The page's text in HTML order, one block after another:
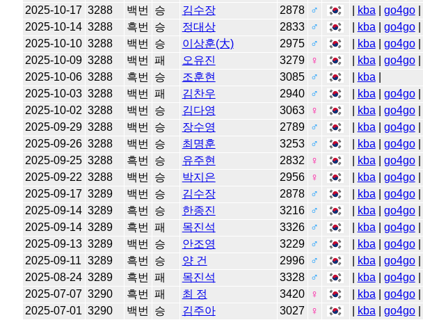
2025-10-17 3288 백번 승 김수장 2878 ♂ kba go4go|
2025-10-14 3288 흑번 승 정대상 2833 ♂ kba go4go|
2025-10-10 3288 백번 승 이상훈(大) 2975 ♂ kba go4go|
2025-10-09 3288 백번 패 오유진 3279 ♀ kba go4go|
2025-10-06 3288 흑번 승 조훈현 3085 ♂ kba
2025-10-03 3288 백번 패 김찬우 2940 ♂ kba go4go|
2025-10-02 3288 백번 승 김다영 3063 ♀ kba go4go|
2025-09-29 3288 백번 승 장수영 2789 ♂ kba go4go|
2025-09-26 3288 백번 승 최명훈 3253 ♂ kba go4go|
2025-09-25 3288 흑번 승 유주현 2832 ♀ kba go4go|
2025-09-22 3288 백번 승 박지은 2956 ♀ kba go4go|
2025-09-17 3289 백번 승 김수장 2878 ♂ kba go4go|
2025-09-14 3289 흑번 승 한종진 3216 ♂ kba go4go|
2025-09-14 3289 흑번 패 목진석 3326 ♂ kba go4go|
2025-09-13 3289 백번 승 안조영 3229 ♂ kba go4go|
2025-09-11 3289 흑번 승 양 건 2996 ♂ kba go4go|
2025-08-24 3289 흑번 패 목진석 3328 ♂ kba go4go|
2025-07-07 3290 흑번 패 최 정 3420 ♀ kba go4go|
2025-07-01 3290 백번 승 김주아 3027 ♀ kba go4go|